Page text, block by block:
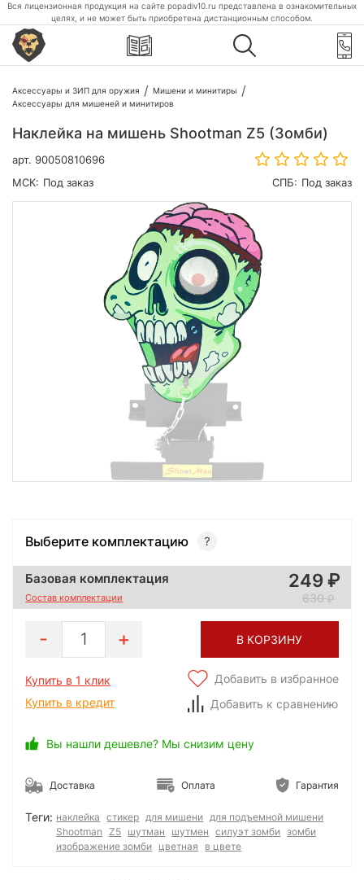
Вся лицензионная продукция на сайте popadiv10.ru представлена в ознакомительных
целях, и не может быть приобретена дистанционным способом.
Аксессуары и ЗИП для оружия
Мишени и минитиры
Аксессуары для мишеней и минитиров
Наклейка на мишень Shootman Z5 (Зомби)
арт. 90050810696
МСК: Под заказ СПБ: Под заказ
Выберите комплектацию
Базовая комплектация
Состав комплектации
249
630
1 В КОРЗИНУ
Купить в 1 клик
Купить в кредит
Добавить в избранное
Добавить к сравнению
Вы нашли дешевле? Мы снизим цену
Доставка Оплата Гарантия
Теги: наклейка стикер для мишени для подъемной мишени
Shootman
Z5 шутман шутмен силуэт зомби зомби
изображение зомби цветная в цвете